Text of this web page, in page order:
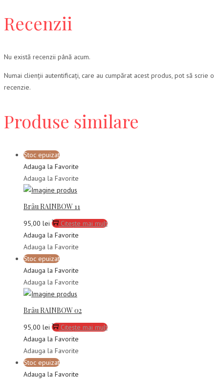
Recenzii
Nu există recenzii până acum.
Numai clienții autentificați, care au cumpărat acest produs, pot să scrie o
recenzie.
Produse similare
Stoc epuizat
Adauga la Favorite
Adauga la Favorite
Brâu RAINBOW 11
95,00 lei
Citește mai mult
Adauga la Favorite
Adauga la Favorite
Stoc epuizat
Adauga la Favorite
Adauga la Favorite
Brâu RAINBOW 02
95,00 lei
Citește mai mult
Adauga la Favorite
Adauga la Favorite
Stoc epuizat
Adauga la Favorite